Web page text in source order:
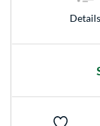
Details